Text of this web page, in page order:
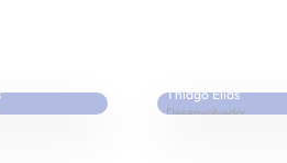
Thiago Elias
Desenvolvedor